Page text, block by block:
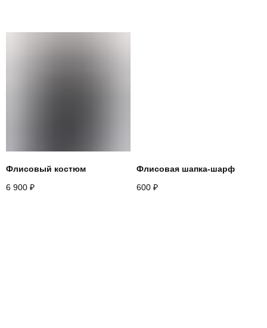
Флисовый костюм
6 900 ₽
Флисовая шапка-шарф
600 ₽